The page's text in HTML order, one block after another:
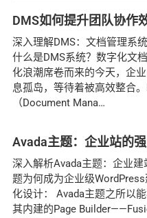
DMS如何提升团队协作
深入理解DMS：文档管理系
什么是DMS系统？数字化文
化浪潮席卷而来的今天，企
息孤岛，等待着被高效整合
（Document Mana
Avada主题：企业站的
深入解析Avada主题：企业
题为何成为企业级
化设计： Avada主题之所以
其内建的Page